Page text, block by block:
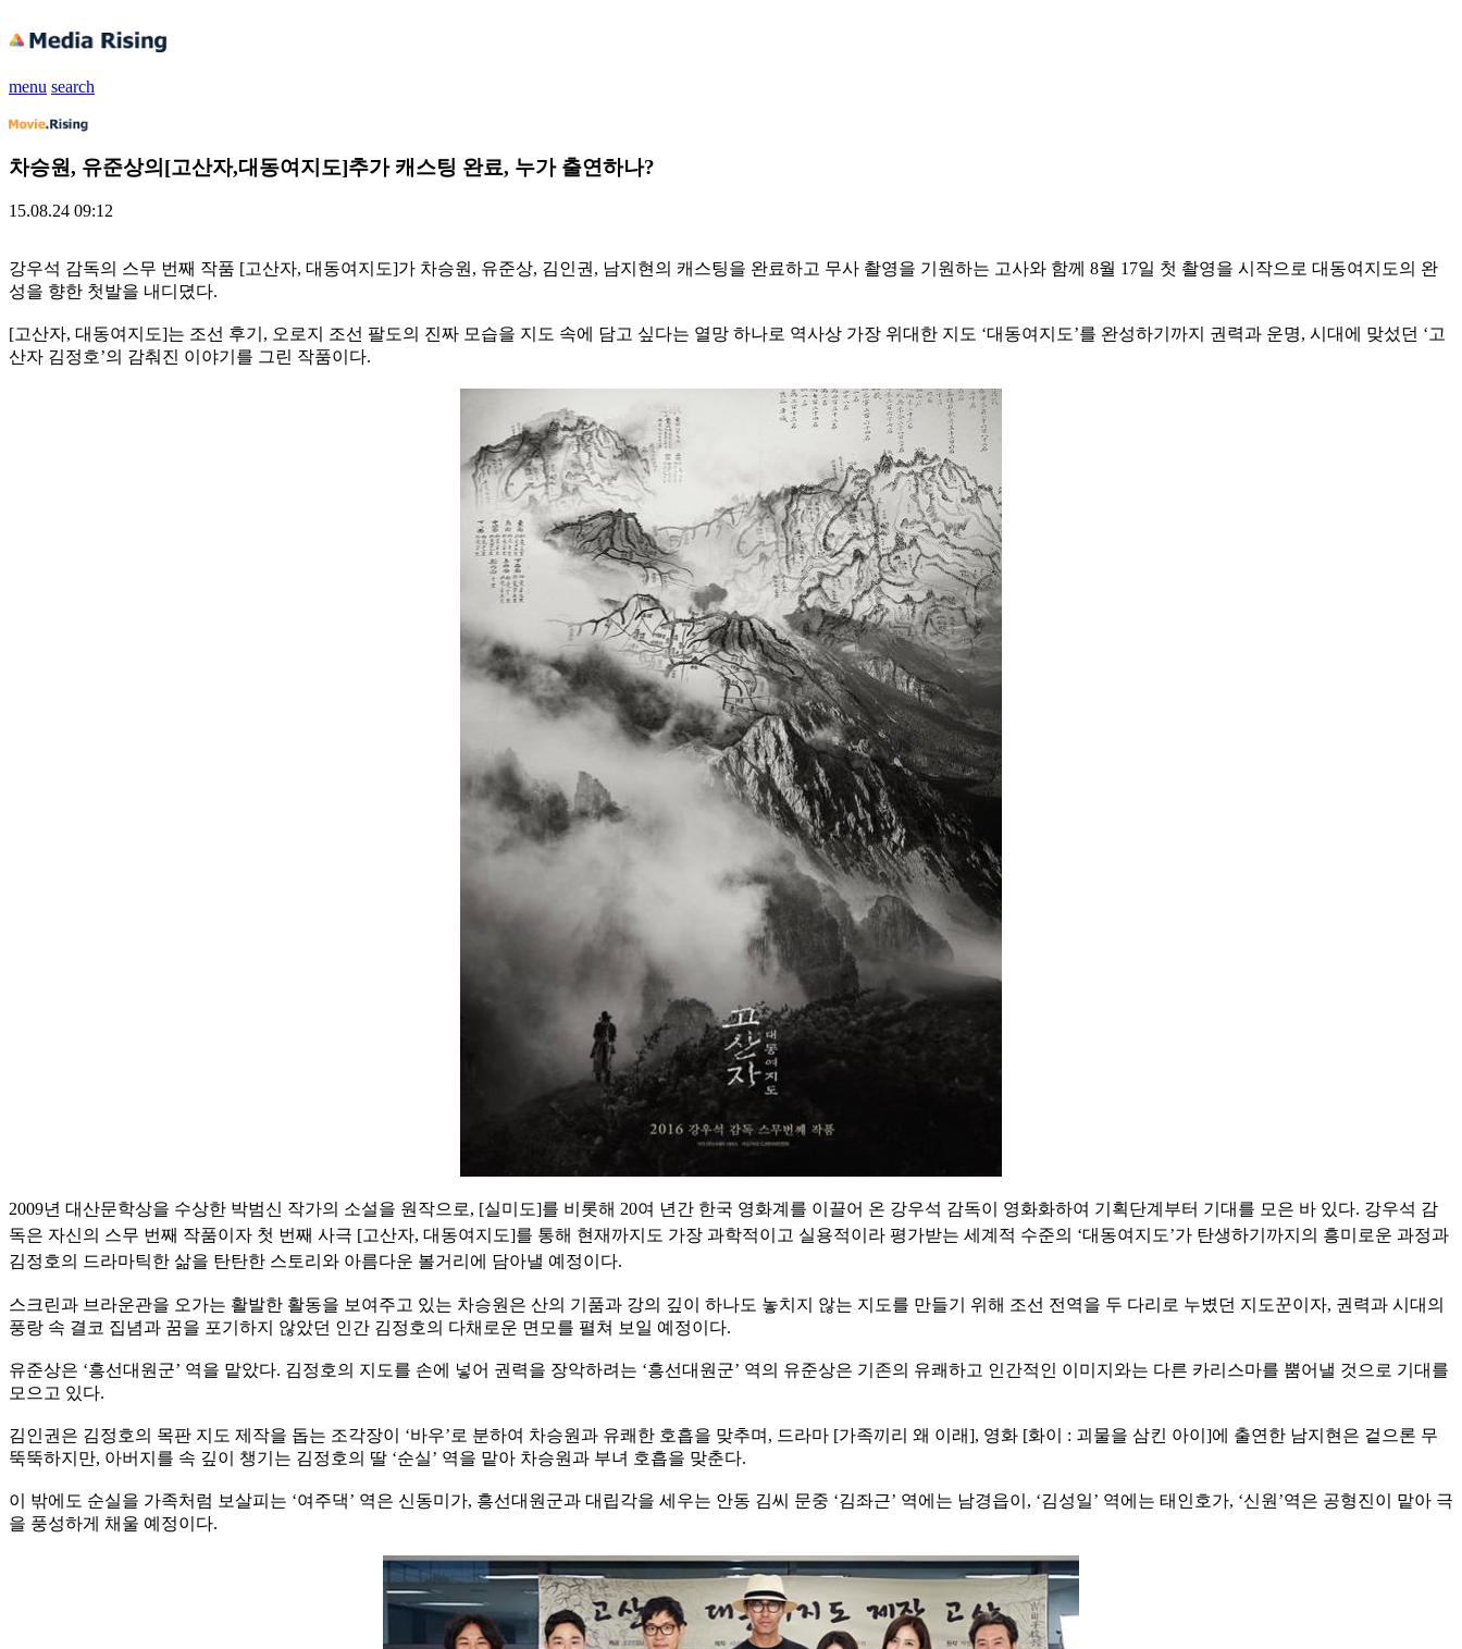
menu search
차승원, 유준상의[고산자,대동여지도]추가 캐스팅 완료, 누가 출연하나?
15.08.24 09:12
강우석 감독의 스무 번째 작품 [고산자, 대동여지도]가 차승원, 유준상, 김인권, 남지현의 캐스팅을 완료하고 무사 촬영을 기원하는 고사와 함께 8월 17일 첫 촬영을 시작으로 대동여지도의 완
성을 향한 첫발을 내디뎠다.
[고산자, 대동여지도]는 조선 후기, 오로지 조선 팔도의 진짜 모습을 지도 속에 담고 싶다는 열망 하나로 역사상 가장 위대한 지도 ‘대동여지도’를 완성하기까지 권력과 운명, 시대에 맞섰던 ‘고
산자 김정호’의 감춰진 이야기를 그린 작품이다.
2009년 대산문학상을 수상한 박범신 작가의 소설을 원작으로, [실미도]를 비롯해 20여 년간 한국 영화계를 이끌어 온 강우석 감독이 영화화하여 기획단계부터 기대를 모은 바 있다. 강우석 감
독은 자신의 스무 번째 작품이자 첫 번째 사극 [고산자, 대동여지도]를 통해 현재까지도 가장 과학적이고 실용적이라 평가받는 세계적 수준의 ‘대동여지도’가 탄생하기까지의 흥미로운 과정과
김정호의 드라마틱한 삶을 탄탄한 스토리와 아름다운 볼거리에 담아낼 예정이다.
스크린과 브라운관을 오가는 활발한 활동을 보여주고 있는 차승원은 산의 기품과 강의 깊이 하나도 놓치지 않는 지도를 만들기 위해 조선 전역을 두 다리로 누볐던 지도꾼이자, 권력과 시대의
풍랑 속 결코 집념과 꿈을 포기하지 않았던 인간 김정호의 다채로운 면모를 펼쳐 보일 예정이다.
유준상은 ‘흥선대원군’ 역을 맡았다. 김정호의 지도를 손에 넣어 권력을 장악하려는 ‘흥선대원군’ 역의 유준상은 기존의 유쾌하고 인간적인 이미지와는 다른 카리스마를 뿜어낼 것으로 기대를
모으고 있다.
김인권은 김정호의 목판 지도 제작을 돕는 조각장이 ‘바우’로 분하여 차승원과 유쾌한 호흡을 맞추며, 드라마 [가족끼리 왜 이래], 영화 [화이 : 괴물을 삼킨 아이]에 출연한 남지현은 겉으론 무
뚝뚝하지만, 아버지를 속 깊이 챙기는 김정호의 딸 ‘순실’ 역을 맡아 차승원과 부녀 호흡을 맞춘다.
이 밖에도 순실을 가족처럼 보살피는 ‘여주댁’ 역은 신동미가, 흥선대원군과 대립각을 세우는 안동 김씨 문중 ‘김좌근’ 역에는 남경읍이, ‘김성일’ 역에는 태인호가, ‘신원’역은 공형진이 맡아 극
을 풍성하게 채울 예정이다.